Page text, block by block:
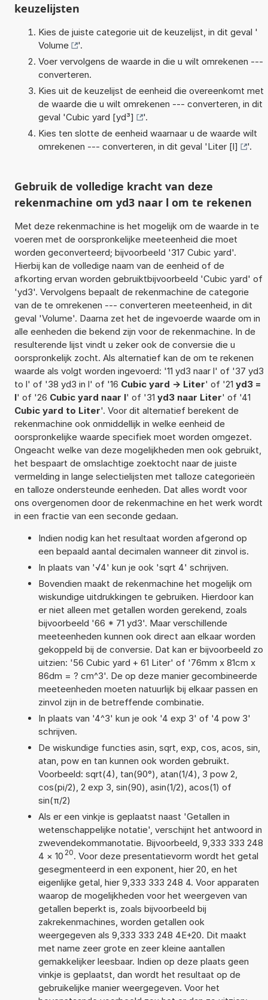
keuzelijsten
Kies de juiste categorie uit de keuzelijst, in dit geval '
Volume
'.
Voer vervolgens de waarde in die u wilt omrekenen ---
converteren.
Kies uit de keuzelijst de eenheid die overeenkomt met
de waarde die u wilt omrekenen --- converteren, in dit
geval 'Cubic yard [yd³]
'.
Kies ten slotte de eenheid waarnaar u de waarde wilt
omrekenen --- converteren, in dit geval 'Liter [l] '.
Gebruik de volledige kracht van deze
rekenmachine om yd3 naar l om te rekenen
Met deze rekenmachine is het mogelijk om de waarde in te
voeren met de oorspronkelijke meeteenheid die moet
worden geconverteerd; bijvoorbeeld '317 Cubic yard'.
Hierbij kan de volledige naam van de eenheid of de
afkorting ervan worden gebruiktbijvoorbeeld 'Cubic yard' of
'yd3'. Vervolgens bepaalt de rekenmachine de categorie
van de te omrekenen --- converteren meeteenheid, in dit
geval 'Volume'. Daarna zet het de ingevoerde waarde om in
alle eenheden die bekend zijn voor de rekenmachine. In de
resulterende lijst vindt u zeker ook de conversie die u
oorspronkelijk zocht. Als alternatief kan de om te rekenen
waarde als volgt worden ingevoerd: '11 yd3 naar l' of '37 yd3
to l' of '38 yd3 in l' of '16 Cubic yard -> Liter' of '21 yd3 =
l' of '26 Cubic yard naar l' of '31 yd3 naar Liter' of '41
Cubic yard to Liter'. Voor dit alternatief berekent de
rekenmachine ook onmiddellijk in welke eenheid de
oorspronkelijke waarde specifiek moet worden omgezet.
Ongeacht welke van deze mogelijkheden men ook gebruikt,
het bespaart de omslachtige zoektocht naar de juiste
vermelding in lange selectielijsten met talloze categorieën
en talloze ondersteunde eenheden. Dat alles wordt voor
ons overgenomen door de rekenmachine en het werk wordt
in een fractie van een seconde gedaan.
Indien nodig kan het resultaat worden afgerond op
een bepaald aantal decimalen wanneer dit zinvol is.
In plaats van '√4' kun je ook 'sqrt 4' schrijven.
Bovendien maakt de rekenmachine het mogelijk om
wiskundige uitdrukkingen te gebruiken. Hierdoor kan
er niet alleen met getallen worden gerekend, zoals
bijvoorbeeld '66 * 71 yd3'. Maar verschillende
meeteenheden kunnen ook direct aan elkaar worden
gekoppeld bij de conversie. Dat kan er bijvoorbeeld zo
uitzien: '56 Cubic yard + 61 Liter' of '76mm x 81cm x
86dm = ? cm^3'. De op deze manier gecombineerde
meeteenheden moeten natuurlijk bij elkaar passen en
zinvol zijn in de betreffende combinatie.
In plaats van '4^3' kun je ook '4 exp 3' of '4 pow 3'
schrijven.
De wiskundige functies asin, sqrt, exp, cos, acos, sin,
atan, pow en tan kunnen ook worden gebruikt.
Voorbeeld: sqrt(4), tan(90°), atan(1/4), 3 pow 2,
cos(pi/2), 2 exp 3, sin(90), asin(1/2), acos(1) of
sin(π/2)
Als er een vinkje is geplaatst naast 'Getallen in
wetenschappelijke notatie', verschijnt het antwoord in
zwevendekommanotatie. Bijvoorbeeld, 9,333 333 248
4 × 10 20. Voor deze presentatievorm wordt het getal
gesegmenteerd in een exponent, hier 20, en het
eigenlijke getal, hier 9,333 333 248 4. Voor apparaten
waarop de mogelijkheden voor het weergeven van
getallen beperkt is, zoals bijvoorbeeld bij
zakrekenmachines, worden getallen ook
weergegeven als 9,333 333 248 4E+20. Dit maakt
met name zeer grote en zeer kleine aantallen
gemakkelijker leesbaar. Indien op deze plaats geen
vinkje is geplaatst, dan wordt het resultaat op de
gebruikelijke manier weergegeven. Voor het